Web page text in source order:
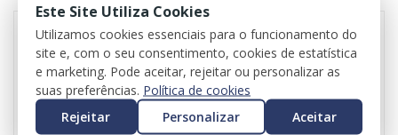
Régua de injeção e injetores para Volkswagen UP
Referência da régua - 04C133313R
Referência dos injetores - 04E906031F
Valor do iva incluído
Este Site Utiliza Cookies
Utilizamos cookies essenciais para o funcionamento do
site e, com o seu consentimento, cookies de estatística
e marketing. Pode aceitar, rejeitar ou personalizar as
suas preferências. Política de cookies
Rejeitar
Personalizar Aceitar